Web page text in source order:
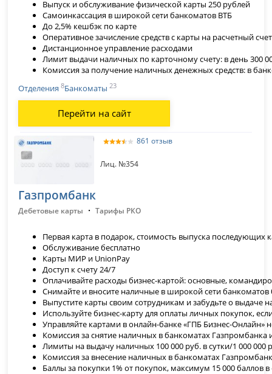
Выпуск и обслуживание физической карты 250 рублей
Самоинкассация в широкой сети банкоматов ВТБ
До 2,5% кешбэк по карте
Оперативное зачисление средств с карты на расчетный счет
Дистанционное управление расходами
Лимит выдачи наличных по карточному счету: в день 300
Комиссия за получение наличных денежных средств: в
Отделения8Банкоматы23
Перейти на сайт
861 отзыв
Лиц. №354
Газпромбанк
Дебетовые карты ·Тарифы РКО
Первая карта в подарок, стоимость выпуска последующих
Обслуживание бесплатно
Карты МИР и UnionPay
Доступ к счету 24/7
Оплачивайте расходы бизнес-картой: основные,
Снимайте и вносите наличные в широкой сети банкоматов
Выпустите карты своим сотрудникам и забудьте о выдаче
Используйте бизнес-карту для оплаты личных покупок,
Управляйте картами в онлайн-банке «ГПБ Бизнес-Онлайн»
Комиссия за снятие наличных в банкоматах Газпромбанка
Лимиты на выдачу наличных 100 000 руб. в сутки/1 000 000
Комиссия за внесение наличных в банкоматах
Баллы за покупки 1% от покупок, максимум 15 000 баллов в